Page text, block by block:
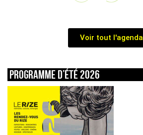
Voir tout l'agenda
Programme d’été 2026